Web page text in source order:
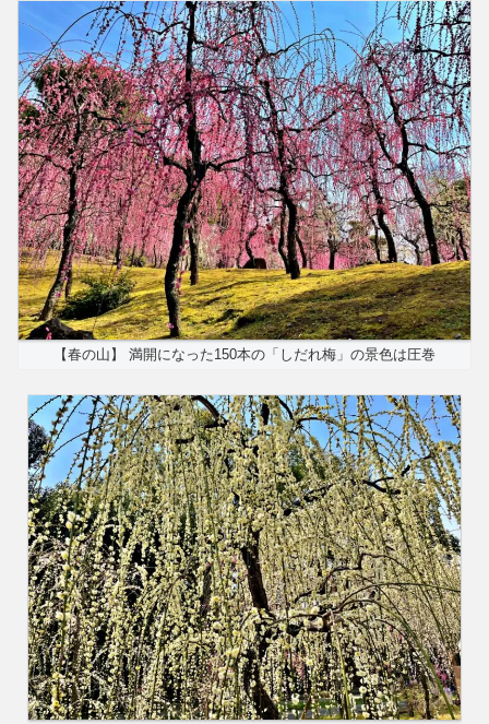
【春の山】 満開になった150本の「しだれ梅」の景色は圧巻